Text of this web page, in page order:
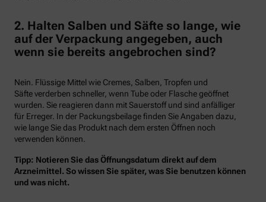
2. Halten Salben und Säfte so lange, wie
auf der Verpackung angegeben, auch
wenn sie bereits angebrochen sind?
Nein. Flüssige Mittel wie Cremes, Salben, Tropfen und
Säfte verderben schneller, wenn Tube oder Flasche geöffnet
wurden. Sie reagieren dann mit Sauerstoff und sind anfälliger
für Erreger. In der Packungsbeilage finden Sie Angaben dazu,
wie lange Sie das Produkt nach dem ersten Öffnen noch
verwenden können.
Tipp: Notieren Sie das Öffnungsdatum direkt auf dem
Arzneimittel. So wissen Sie später, was Sie benutzen können
und was nicht.